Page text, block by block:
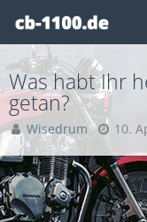
Was habt Ihr
getan?
Wisedrum 10.